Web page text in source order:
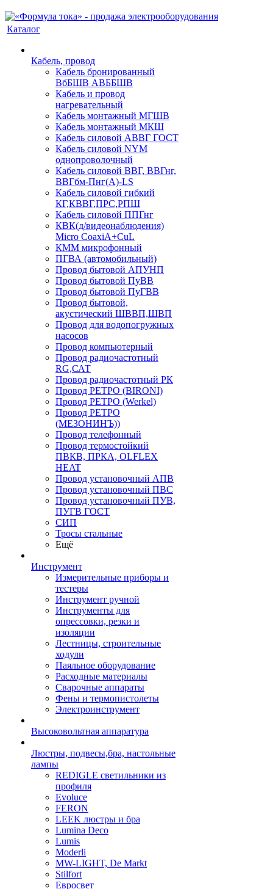
Каталог
Кабель, провод
Кабель бронированный
ВбБШВ АВББШВ
Кабель и провод
нагревательный
Кабель монтажный МГШВ
Кабель монтажный МКШ
Кабель силовой АВВГ ГОСТ
Кабель силовой NYM
однопроволочный
Кабель силовой ВВГ, ВВГнг,
ВВГбм-Пнг(А)-LS
Кабель силовой гибкий
КГ,КВВГ,ПРС,РПШ
Кабель силовой ППГнг
КВК(д/видеонаблюдения)
Micro CoaxiA+CuL
КММ микрофонный
ПГВА (автомобильный)
Провод бытовой АПУНП
Провод бытовой ПуВВ
Провод бытовой ПуГВВ
Провод бытовой,
акустический ШВВП,ШВП
Провод для водопогружных
насосов
Провод компьютерный
Провод радиочастотный
RG,САТ
Провод радиочастотный РК
Провод РЕТРО (BIRONI)
Провод РЕТРО (Werkel)
Провод РЕТРО
(МЕЗОНИНЪ))
Провод телефонный
Провод термостойкий
ПВКВ, ПРКА, OLFLEX
HEAT
Провод установочный АПВ
Провод установочный ПВС
Провод установочный ПУВ,
ПУГВ ГОСТ
СИП
Тросы стальные
Ещё
Инструмент
Измерительные приборы и
тестеры
Инструмент ручной
Инструменты для
опрессовки, резки и
изоляции
Лестницы, строительные
ходули
Паяльное оборудование
Расходные материалы
Сварочные аппараты
Фены и термопистолеты
Электроинструмент
Высоковольтная аппаратура
Люстры, подвесы,бра, настольные
лампы
REDIGLE светильники из
профиля
Evoluce
FERON
LEEK люстры и бра
Lumina Deco
Lumis
Moderli
MW-LIGHT, De Markt
Stilfort
Евросвет